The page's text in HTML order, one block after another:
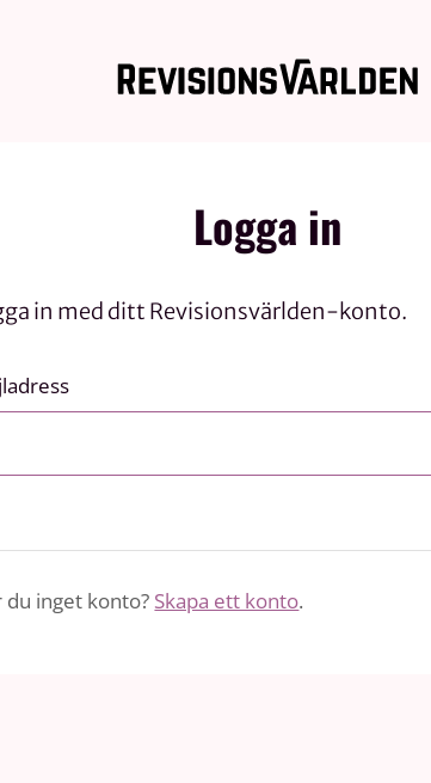
Logga in
in med ditt Revisionsvärlden-konto.
du inget konto? Skapa ett konto.